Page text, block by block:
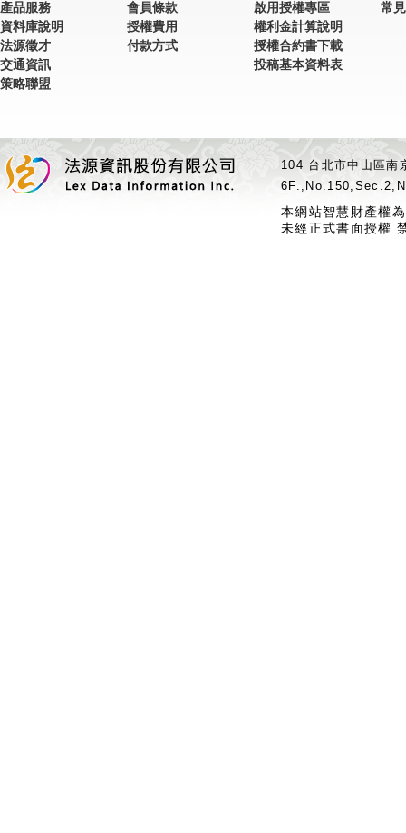
產品服務
資料庫說明
法源徵才
交通資訊
策略聯盟
會員條款
授權費用
付款方式
啟用授權專區
權利金計算說明
授權合約書下載
投稿基本資料表
常
104 台北市中山區
本網站智慧財產權
未經正式書面授權